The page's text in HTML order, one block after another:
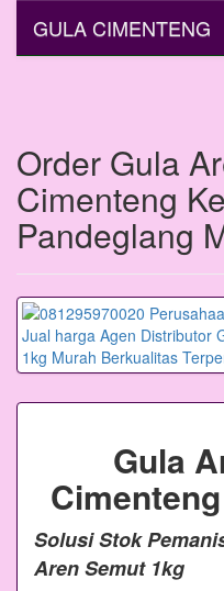
GULA CIMENTENG
Order Gula
Cimenteng
Pandeglang
Gula
Solusi Stok
Aren Semut 1kg